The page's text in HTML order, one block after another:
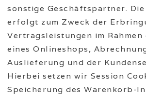
sonstige Geschäftspartner.
erfolgt zum Zweck der
Vertragsleistungen im Rahmen
eines Onlineshops,
Auslieferung und der
Hierbei setzen wir Session
Speicherung des Warenkorb-